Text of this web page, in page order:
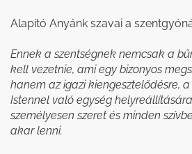
Alapító Anyánk szavai a
Ennek a szentségnek nemcsak a
kell vezetnie, ami egy bizonyos
hanem az igazi kiengesztelődésre,
Istennel való egység
személyesen szeret és minden
akar lenni.